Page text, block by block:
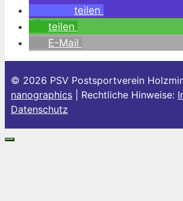
teilen
teilen
E-Mail
© 2026 PSV Postsportverein
nanographics | Rechtliche Hinweise:
Datenschutz
Schließen